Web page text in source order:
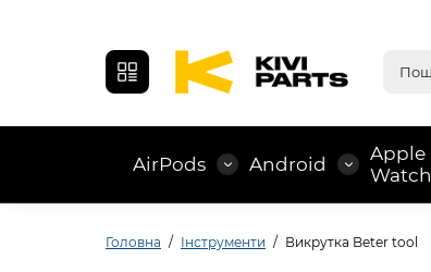
AirPods Android
Apple
Watch
Головна Інструменти Викрутка Beter tool